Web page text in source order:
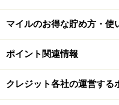
掲載情報の正確性・完全性
などについて当社は一切の
最新の情報や詳細について
の公式情報をご確認くださ
マイルのお得な貯め方・使
ポイント関連情報
クレジット各社の運営する